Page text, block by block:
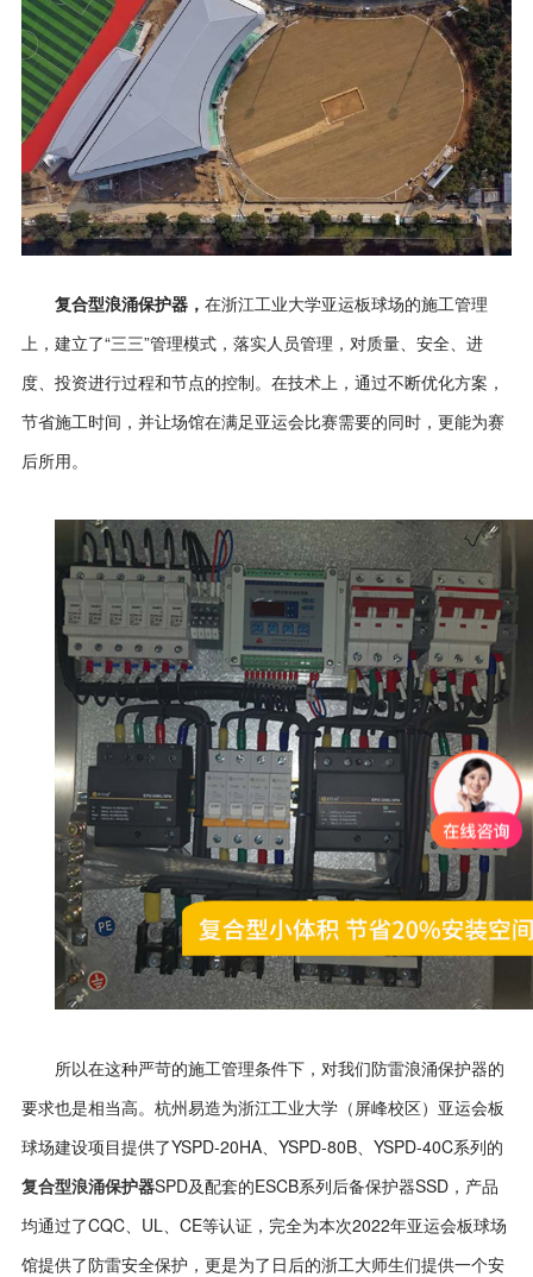
复合型浪涌保护器， 在浙江工业大学亚运板球场的施工管理
上，建立了“三三”管理模式，落实人员管理，对质量、安全、进
度、投资进行过程和节点的控制。 在技术上，通过不断优化方案，
节省施工时间 ， 并让场馆在满足亚运会比赛需要的同时，更能为赛
后所用。
所以在这种严苛的施工管理条件下，对我们防雷浪涌保护器的
要求也是相当高。杭州易造为浙江工业大学（屏峰校区）亚运会板
球场建设项目提供了YSPD-20HA、 YSPD-80B、 YSPD-40C系列的
复合型浪涌保护器SPD及配套的ESCB系列后备保护器SSD，产品
均通过了CQC、 UL CE等认证，完全为本次2022年亚运会板球场
馆提供了防雷安全保护，更是为了日后的浙工大师生们提供一个安